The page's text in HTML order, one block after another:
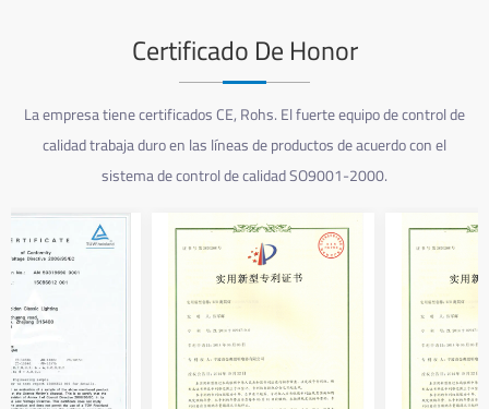
Certificado De Honor
La empresa tiene certificados CE, Rohs. El fuerte equipo de control de
calidad trabaja duro en las líneas de productos de acuerdo con el
sistema de control de calidad SO9001-2000.